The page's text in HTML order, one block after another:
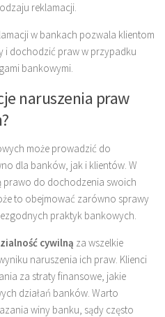
reklamacji.
w bankach pozwala klientom
i dochodzić praw w przypadku
bankowymi.
naruszenia praw
może prowadzić do
dla banków, jak i klientów. W
prawo do dochodzenia swoich
to obejmować zarówno sprawy
praktyk bankowych.
cywilną za wszelkie
naruszenia ich praw. Klienci
za straty finansowe, jakie
działań banków. Warto
winy banku, sądy często